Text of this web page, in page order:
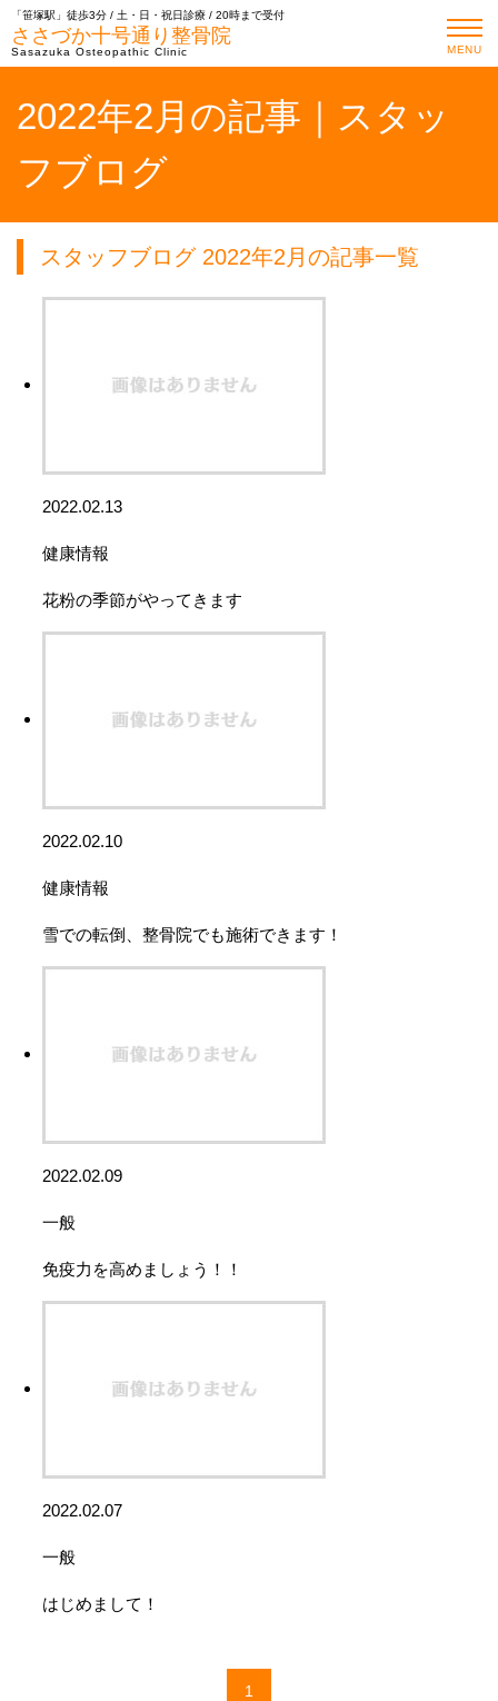
「笹塚駅」徒歩3分 / 土・日・祝日診療 / 20時まで受付
ささづか十号通り整骨院
Sasazuka Osteopathic Clinic MENU
2022年2月の記事｜スタッ
フブログ
スタッフブログ 2022年2月の記事一覧
2022.02.13
健康情報
花粉の季節がやってきます
2022.02.10
健康情報
雪での転倒、整骨院でも施術できます！
2022.02.09
一般
免疫力を高めましょう！！
2022.02.07
一般
はじめまして！
1